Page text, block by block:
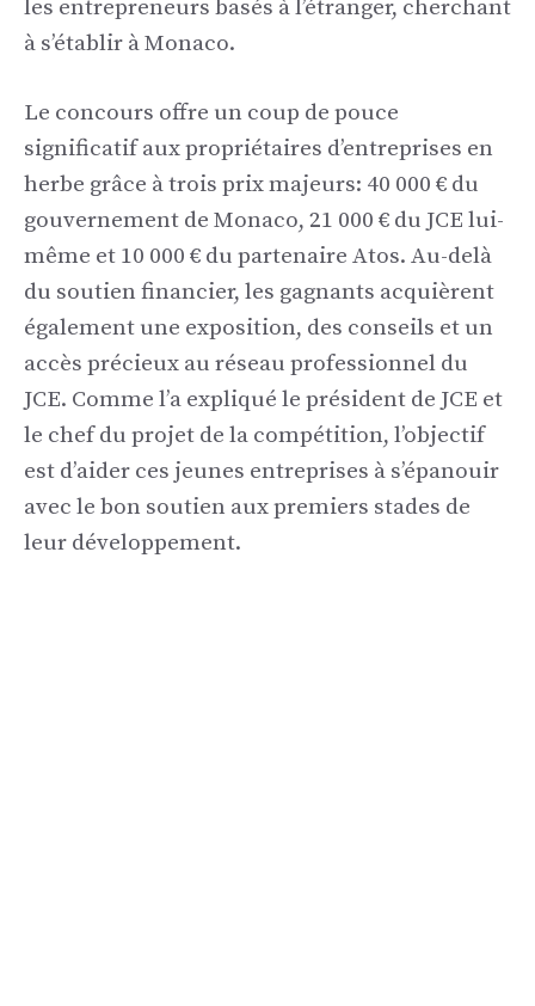
les entrepreneurs basés à l’étranger, cherchant
à s’établir à Monaco.
Le concours offre un coup de pouce
significatif aux propriétaires d’entreprises en
herbe grâce à trois prix majeurs: 40 000 € du
gouvernement de Monaco, 21 000 € du JCE lui-
même et 10 000 € du partenaire Atos. Au-delà
du soutien financier, les gagnants acquièrent
également une exposition, des conseils et un
accès précieux au réseau professionnel du
JCE. Comme l’a expliqué le président de JCE et
le chef du projet de la compétition, l’objectif
est d’aider ces jeunes entreprises à s’épanouir
avec le bon soutien aux premiers stades de
leur développement.